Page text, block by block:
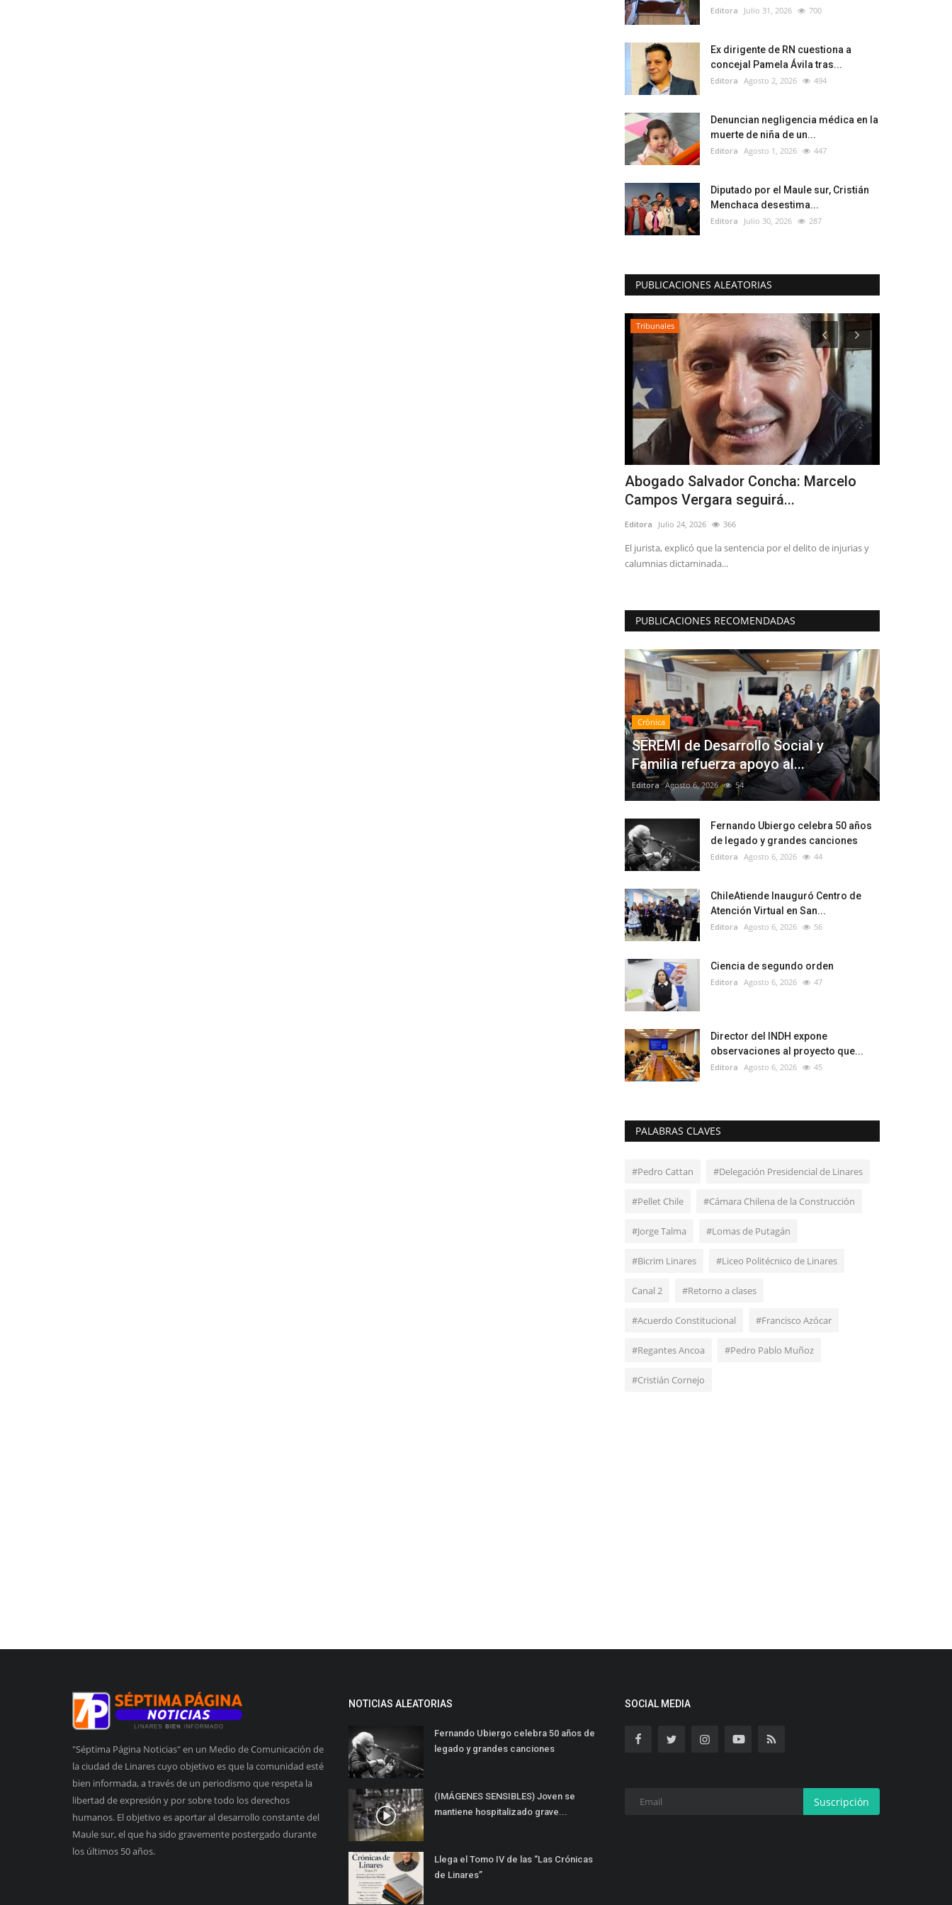
Editora Julio 31, 2026 700
Ex dirigente de RN cuestiona a
concejal Pamela Ávila tras...
Editora Agosto 2, 2026 494
Denuncian negligencia médica en la
muerte de niña de un...
Editora Agosto 1, 2026 447
Diputado por el Maule sur, Cristián
Menchaca desestima...
Editora Julio 30, 2026 287
PUBLICACIONES ALEATORIAS
Tribunales
Abogado Salvador Concha: Marcelo
Campos Vergara seguirá...
Editora Julio 24, 2026 366
El jurista, explicó que la sentencia por el delito de injurias y
calumnias dictaminada...
PUBLICACIONES RECOMENDADAS
Crónica
SEREMI de Desarrollo Social y
Familia refuerza apoyo al...
Editora Agosto 6, 2026 54
Fernando Ubiergo celebra 50 años
de legado y grandes canciones
Editora Agosto 6, 2026 44
ChileAtiende Inauguró Centro de
Atención Virtual en San...
Editora Agosto 6, 2026 56
Ciencia de segundo orden
Editora Agosto 6, 2026 47
Director del INDH expone
observaciones al proyecto que...
Editora Agosto 6, 2026 45
PALABRAS CLAVES
#Pedro Cattan #Delegación Presidencial de Linares
#Pellet Chile #Cámara Chilena de la Construcción
#Jorge Talma #Lomas de Putagán
#Bicrim Linares #Liceo Politécnico de Linares
Canal 2 #Retorno a clases
#Acuerdo Constitucional #Francisco Azócar
#Regantes Ancoa #Pedro Pablo Muñoz
#Cristián Cornejo
"Séptima Página Noticias" en un Medio de Comunicación de
la ciudad de Linares cuyo objetivo es que la comunidad esté
bien informada, a través de un periodismo que respeta la
libertad de expresión y por sobre todo los derechos
humanos. El objetivo es aportar al desarrollo constante del
Maule sur, el que ha sido gravemente postergado durante
los últimos 50 años.
NOTICIAS ALEATORIAS
Fernando Ubiergo celebra 50 años de
legado y grandes canciones
(IMÁGENES SENSIBLES) Joven se
mantiene hospitalizado grave...
Llega el Tomo IV de las “Las Crónicas
de Linares”
SOCIAL MEDIA
Suscripción